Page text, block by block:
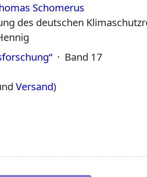
Schomerus
des deutschen
· Band 17
Versand)